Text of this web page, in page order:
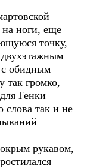
ноги, еще
точку,
с обидным
так громко,
Генки
слова так и не
рукавом,